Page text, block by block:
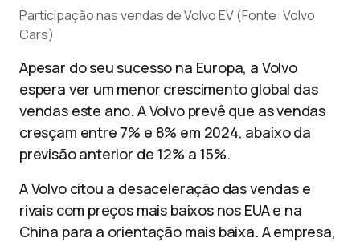
Participação nas vendas de Volvo EV (Fonte: Volvo
Cars)
Apesar do seu sucesso na Europa, a Volvo
espera ver um menor crescimento global das
vendas este ano. A Volvo prevê que as vendas
cresçam entre 7% e 8% em 2024, abaixo da
previsão anterior de 12% a 15%.
A Volvo citou a desaceleração das vendas e
rivais com preços mais baixos nos EUA e na
China para a orientação mais baixa. A empresa,